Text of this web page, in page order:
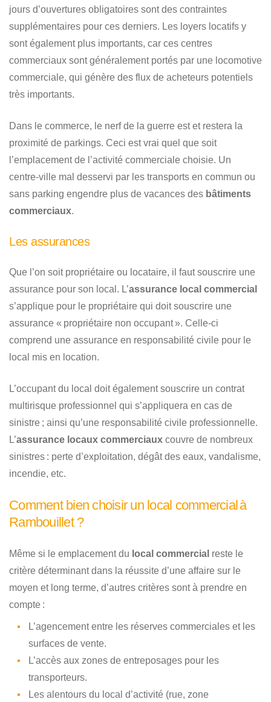
jours d’ouvertures obligatoires sont des contraintes
supplémentaires pour ces derniers. Les loyers locatifs y
sont également plus importants, car ces centres
commerciaux sont généralement portés par une locomotive
commerciale, qui génère des flux de acheteurs potentiels
très importants.
Dans le commerce, le nerf de la guerre est et restera la
proximité de parkings. Ceci est vrai quel que soit
l’emplacement de l’activité commerciale choisie. Un
centre-ville mal desservi par les transports en commun ou
sans parking engendre plus de vacances des bâtiments
commerciaux.
Les assurances
Que l’on soit propriétaire ou locataire, il faut souscrire une
assurance pour son local. L’assurance local commercial
s’applique pour le propriétaire qui doit souscrire une
assurance « propriétaire non occupant ». Celle-ci
comprend une assurance en responsabilité civile pour le
local mis en location.
L’occupant du local doit également souscrire un contrat
multirisque professionnel qui s’appliquera en cas de
sinistre ; ainsi qu’une responsabilité civile professionnelle.
L’assurance locaux commerciaux couvre de nombreux
sinistres : perte d’exploitation, dégât des eaux, vandalisme,
incendie, etc.
Comment bien choisir un local commercial à
Rambouillet ?
Même si le emplacement du local commercial reste le
critère déterminant dans la réussite d’une affaire sur le
moyen et long terme, d’autres critères sont à prendre en
compte :
L’agencement entre les réserves commerciales et les
surfaces de vente.
L’accès aux zones de entreposages pour les
transporteurs.
Les alentours du local d’activité (rue, zone